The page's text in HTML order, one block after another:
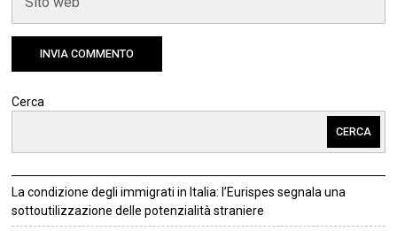
Cerca
CERCA
La condizione degli immigrati in Italia: l’Eurispes segnala una
sottoutilizzazione delle potenzialità straniere